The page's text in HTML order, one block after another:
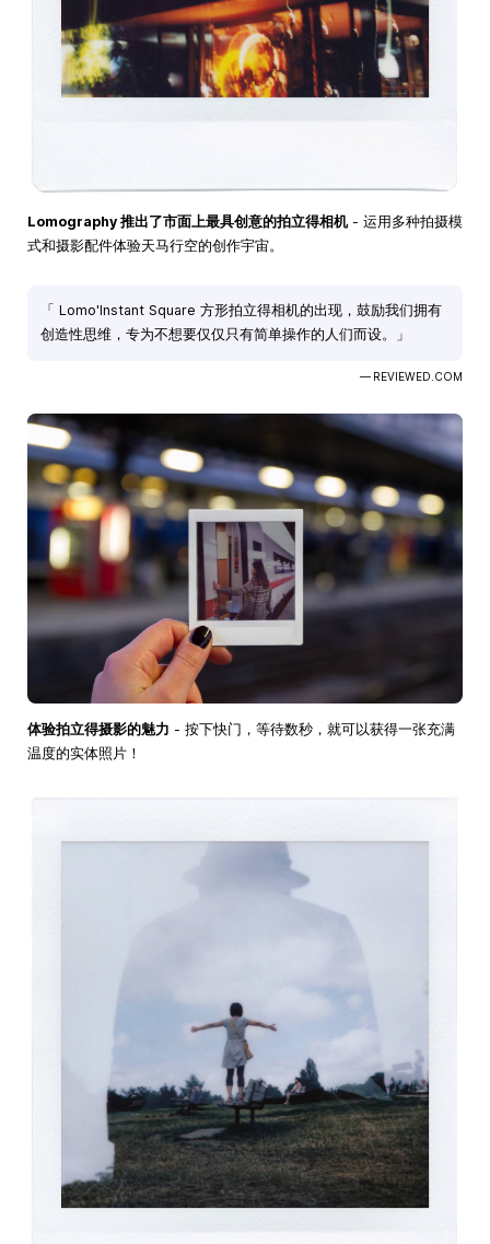
Lomography 推出了市面上最具创意的拍立得相机- 运用多种拍摄模
式和摄影配件体验天马行空的创作宇宙。
「 Lomo'Instant Square 方形拍立得相机的出现，鼓励我们拥有
创造性思维，专为不想要仅仅只有简单操作的人们而设。」
— REVIEWED.COM
体验拍立得摄影的魅力 - 按下快门，等待数秒，就可以获得一张充满
温度的实体照片！